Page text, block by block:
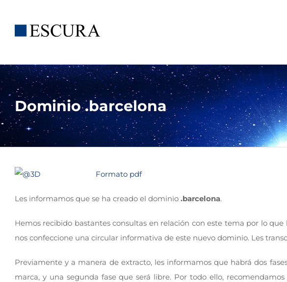
contenido
Dominio .barcelona
Formato pdf
Les informamos que se ha creado el dominio .barcelona.
Hemos recibido bastantes consultas en relación con este tema por lo
nos confeccione una circular informativa de este nuevo dominio. Les
Previamente y a manera de extracto, les informamos que habrá dos
marca, y una segunda fase que será libre. Por todo ello,